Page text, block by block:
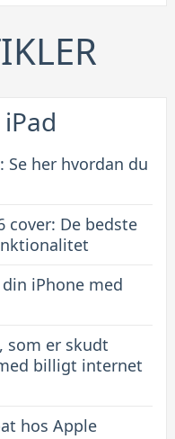
Se her hvordan du
cover: De bedste
iPhone med
som er skudt
billigt internet
hos Apple